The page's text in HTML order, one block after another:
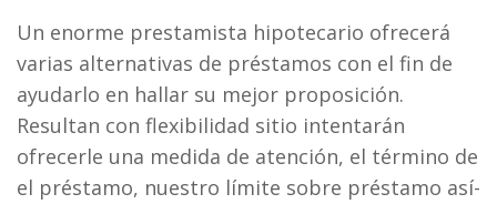
Un enorme prestamista hipotecario ofrecerá
varias alternativas de préstamos con el fin de
ayudarlo en hallar su mejor proposición.
Resultan con flexibilidad sitio intentarán
ofrecerle una medida de atención, el término de
el préstamo, nuestro límite sobre préstamo así­